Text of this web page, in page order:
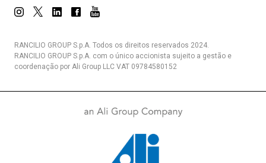
RANCILIO GROUP S.p.A. Todos os direitos reservados 2024.
RANCILIO GROUP S.p.A. com o único accionista sujeito a gestão e
coordenação por Ali Group LLC VAT 09784580152